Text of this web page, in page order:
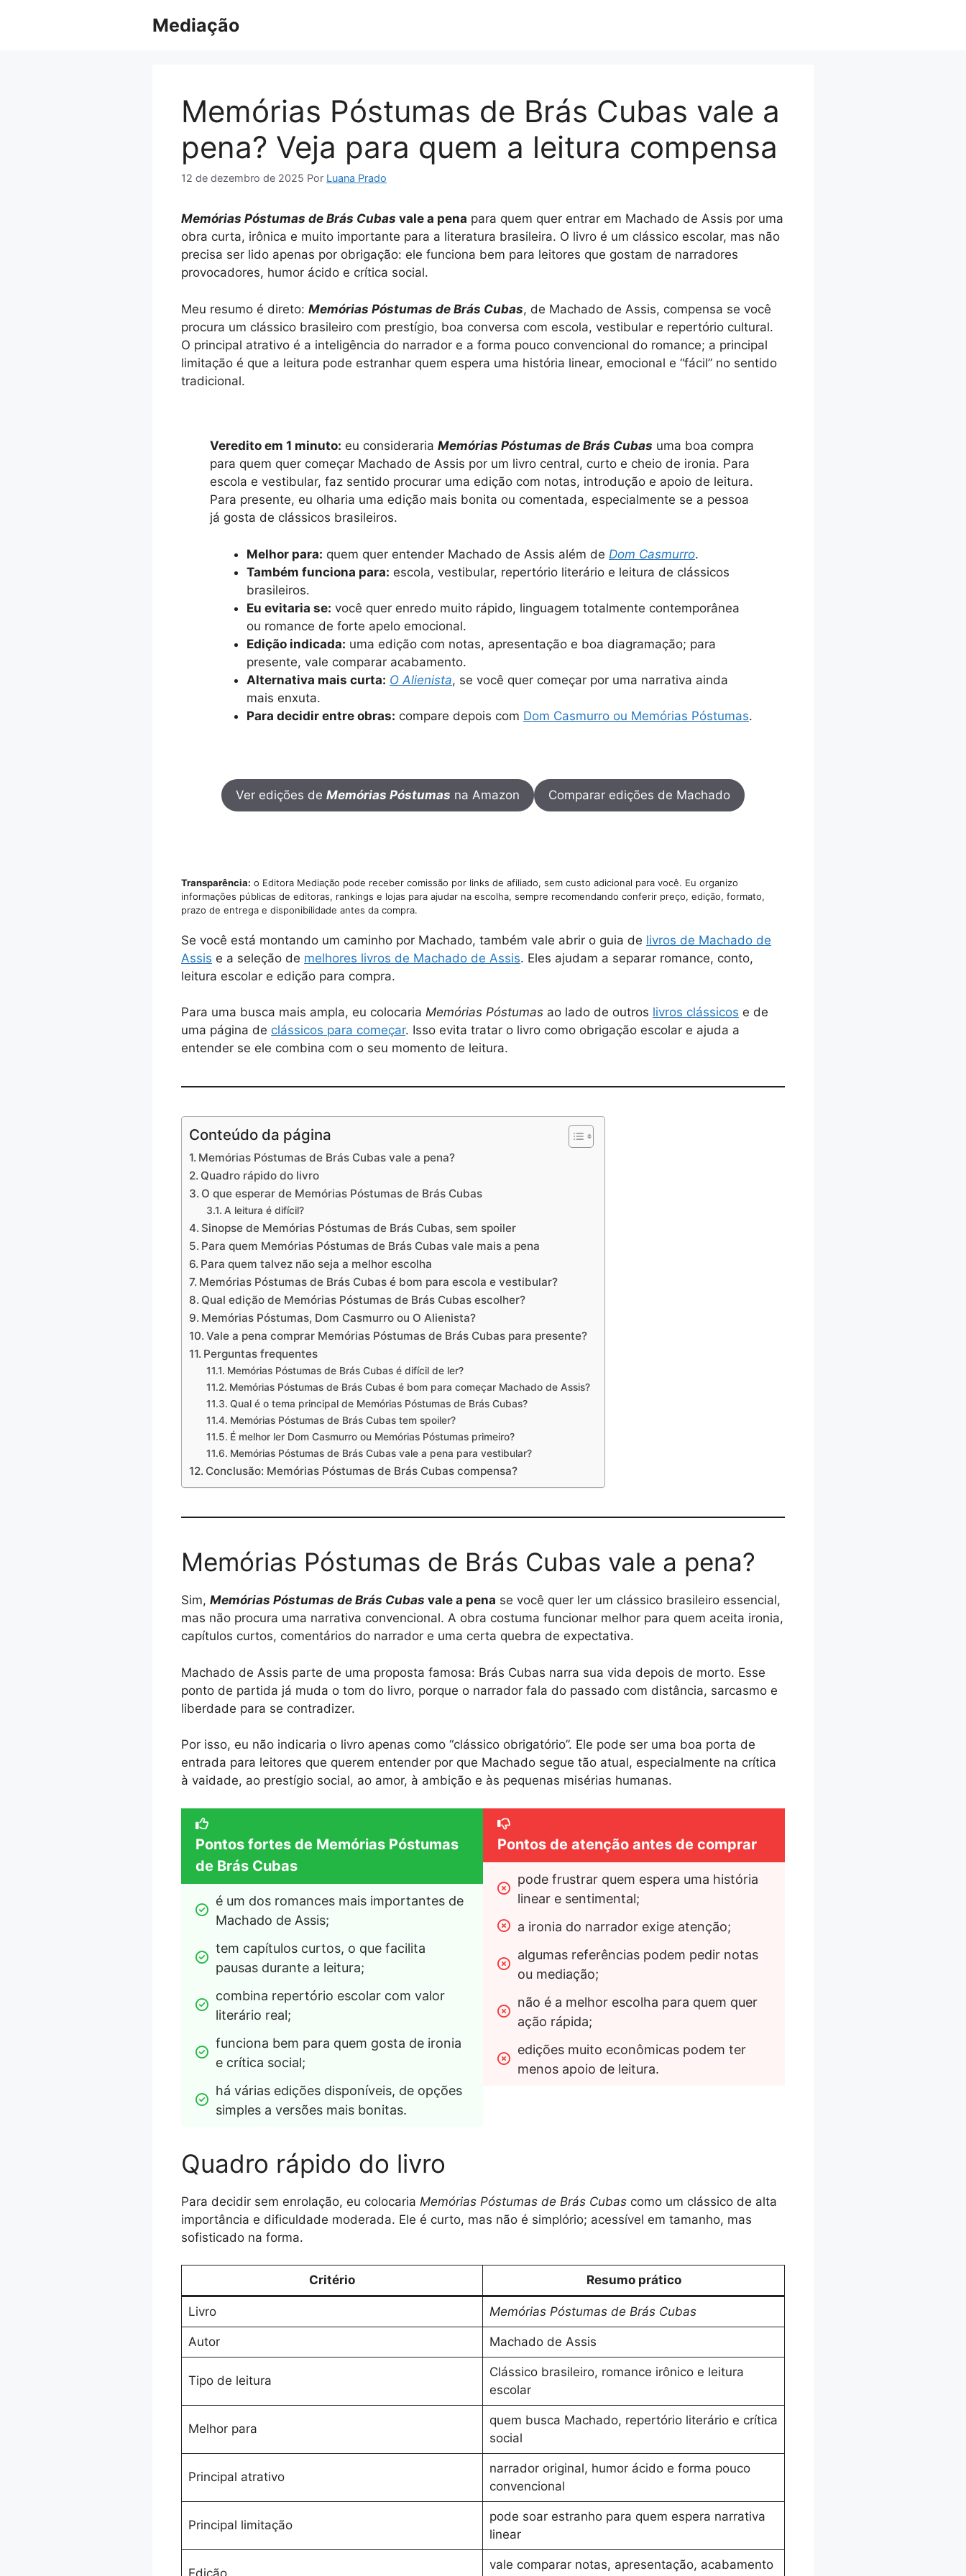
Mediação
Memórias Póstumas de Brás Cubas vale a
pena? Veja para quem a leitura compensa
12 de dezembro de 2025 Por Luana Prado
Memórias Póstumas de Brás Cubas vale a pena para quem quer entrar em Machado de Assis por uma
obra curta, irônica e muito importante para a literatura brasileira. O livro é um clássico escolar, mas não
precisa ser lido apenas por obrigação: ele funciona bem para leitores que gostam de narradores
provocadores, humor ácido e crítica social.
Meu resumo é direto: Memórias Póstumas de Brás Cubas, de Machado de Assis, compensa se você
procura um clássico brasileiro com prestígio, boa conversa com escola, vestibular e repertório cultural.
O principal atrativo é a inteligência do narrador e a forma pouco convencional do romance; a principal
limitação é que a leitura pode estranhar quem espera uma história linear, emocional e “fácil” no sentido
tradicional.
Veredito em 1 minuto: eu consideraria Memórias Póstumas de Brás Cubas uma boa compra
para quem quer começar Machado de Assis por um livro central, curto e cheio de ironia. Para
escola e vestibular, faz sentido procurar uma edição com notas, introdução e apoio de leitura.
Para presente, eu olharia uma edição mais bonita ou comentada, especialmente se a pessoa
já gosta de clássicos brasileiros.
Melhor para: quem quer entender Machado de Assis além de Dom Casmurro.
Também funciona para: escola, vestibular, repertório literário e leitura de clássicos
brasileiros.
Eu evitaria se: você quer enredo muito rápido, linguagem totalmente contemporânea
ou romance de forte apelo emocional.
Edição indicada: uma edição com notas, apresentação e boa diagramação; para
presente, vale comparar acabamento.
Alternativa mais curta: O Alienista, se você quer começar por uma narrativa ainda
mais enxuta.
Para decidir entre obras: compare depois com Dom Casmurro ou Memórias Póstumas.
Ver edições de Memórias Póstumas na Amazon Comparar edições de Machado
Transparência: o Editora Mediação pode receber comissão por links de afiliado, sem custo adicional para você. Eu organizo
informações públicas de editoras, rankings e lojas para ajudar na escolha, sempre recomendando conferir preço, edição, formato,
prazo de entrega e disponibilidade antes da compra.
Se você está montando um caminho por Machado, também vale abrir o guia de livros de Machado de
Assis e a seleção de melhores livros de Machado de Assis. Eles ajudam a separar romance, conto,
leitura escolar e edição para compra.
Para uma busca mais ampla, eu colocaria Memórias Póstumas ao lado de outros livros clássicos e de
uma página de clássicos para começar. Isso evita tratar o livro como obrigação escolar e ajuda a
entender se ele combina com o seu momento de leitura.
Conteúdo da página
Memórias Póstumas de Brás Cubas vale a pena?
Quadro rápido do livro
O que esperar de Memórias Póstumas de Brás Cubas
A leitura é difícil?
Sinopse de Memórias Póstumas de Brás Cubas, sem spoiler
Para quem Memórias Póstumas de Brás Cubas vale mais a pena
Para quem talvez não seja a melhor escolha
Memórias Póstumas de Brás Cubas é bom para escola e vestibular?
Qual edição de Memórias Póstumas de Brás Cubas escolher?
Memórias Póstumas, Dom Casmurro ou O Alienista?
Vale a pena comprar Memórias Póstumas de Brás Cubas para presente?
Perguntas frequentes
Memórias Póstumas de Brás Cubas é difícil de ler?
Memórias Póstumas de Brás Cubas é bom para começar Machado de Assis?
Qual é o tema principal de Memórias Póstumas de Brás Cubas?
Memórias Póstumas de Brás Cubas tem spoiler?
É melhor ler Dom Casmurro ou Memórias Póstumas primeiro?
Memórias Póstumas de Brás Cubas vale a pena para vestibular?
Conclusão: Memórias Póstumas de Brás Cubas compensa?
Memórias Póstumas de Brás Cubas vale a pena?
Sim, Memórias Póstumas de Brás Cubas vale a pena se você quer ler um clássico brasileiro essencial,
mas não procura uma narrativa convencional. A obra costuma funcionar melhor para quem aceita ironia,
capítulos curtos, comentários do narrador e uma certa quebra de expectativa.
Machado de Assis parte de uma proposta famosa: Brás Cubas narra sua vida depois de morto. Esse
ponto de partida já muda o tom do livro, porque o narrador fala do passado com distância, sarcasmo e
liberdade para se contradizer.
Por isso, eu não indicaria o livro apenas como “clássico obrigatório”. Ele pode ser uma boa porta de
entrada para leitores que querem entender por que Machado segue tão atual, especialmente na crítica
à vaidade, ao prestígio social, ao amor, à ambição e às pequenas misérias humanas.
Pontos fortes de Memórias Póstumas
de Brás Cubas
é um dos romances mais importantes de
Machado de Assis;
tem capítulos curtos, o que facilita
pausas durante a leitura;
combina repertório escolar com valor
literário real;
funciona bem para quem gosta de ironia
e crítica social;
há várias edições disponíveis, de opções
simples a versões mais bonitas.
Pontos de atenção antes de comprar
pode frustrar quem espera uma história
linear e sentimental;
a ironia do narrador exige atenção;
algumas referências podem pedir notas
ou mediação;
não é a melhor escolha para quem quer
ação rápida;
edições muito econômicas podem ter
menos apoio de leitura.
Quadro rápido do livro
Para decidir sem enrolação, eu colocaria Memórias Póstumas de Brás Cubas como um clássico de alta
importância e dificuldade moderada. Ele é curto, mas não é simplório; acessível em tamanho, mas
sofisticado na forma.
Critério Resumo prático
Livro Memórias Póstumas de Brás Cubas
Autor Machado de Assis
Tipo de leitura
Clássico brasileiro, romance irônico e leitura
escolar
Melhor para
quem busca Machado, repertório literário e crítica
social
Principal atrativo
narrador original, humor ácido e forma pouco
convencional
Principal limitação
pode soar estranho para quem espera narrativa
linear
vale comparar notas, apresentação, acabamento